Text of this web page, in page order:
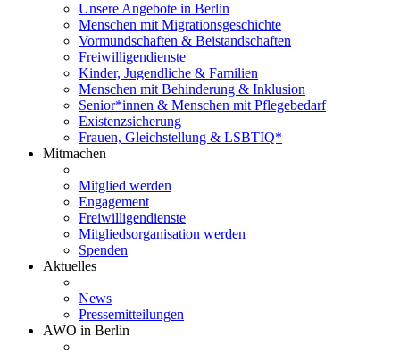
Unsere Angebote in Berlin
Menschen mit Migrationsgeschichte
Vormundschaften & Beistandschaften
Freiwilligendienste
Kinder, Jugendliche & Familien
Menschen mit Behinderung & Inklusion
Senior*innen & Menschen mit Pflegebedarf
Existenzsicherung
Frauen, Gleichstellung & LSBTIQ*
Mitmachen
Mitglied werden
Engagement
Freiwilligendienste
Mitgliedsorganisation werden
Spenden
Aktuelles
News
Pressemitteilungen
AWO in Berlin